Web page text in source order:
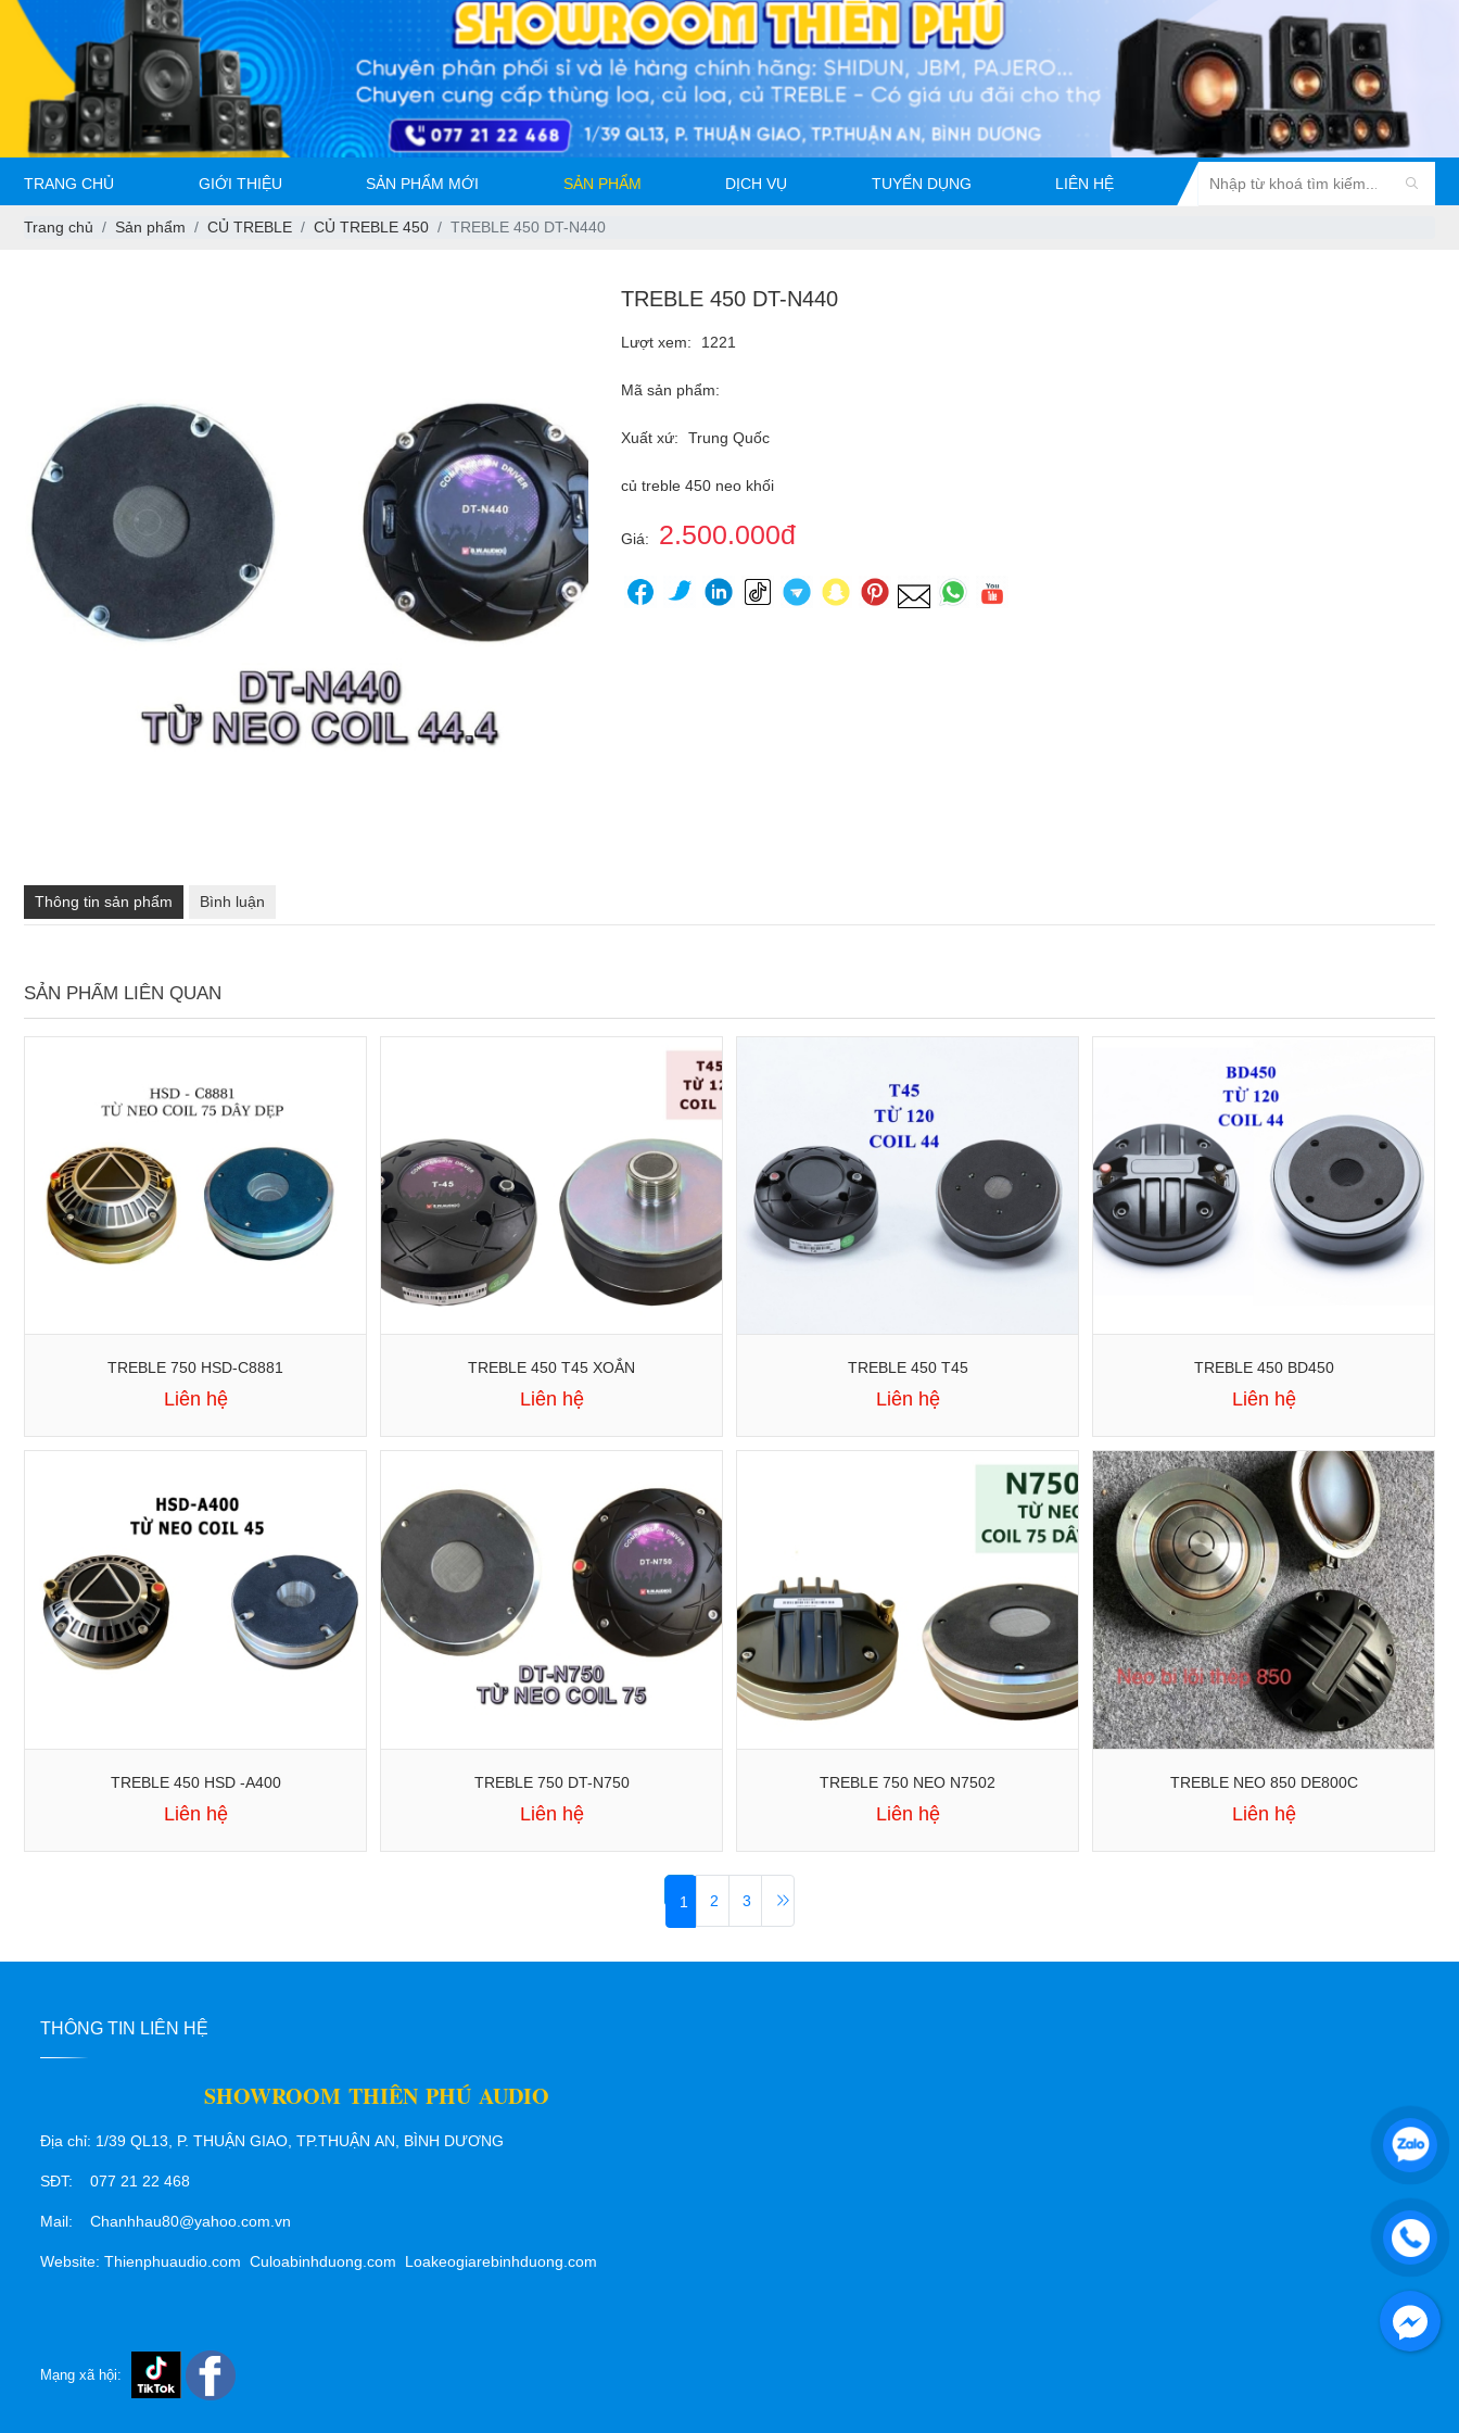
TRANG CHỦ GIỚI THIỆU SẢN PHẨM MỚI SẢN PHẨM DỊCH VỤ TUYỂN DỤNG LIÊN HỆ
Trang chủ Sản phẩm CỦ TREBLE CỦ TREBLE 450 TREBLE 450 DT-N440
TREBLE 450 DT-N440
Lượt xem: 1221
Mã sản phẩm:
Xuất xứ: Trung Quốc
củ treble 450 neo khối
Giá: 2.500.000đ
Thông tin sản phẩm Bình luận
SẢN PHẨM LIÊN QUAN
TREBLE 750 HSD-C8881
Liên hệ
TREBLE 450 T45 XOẮN
Liên hệ
TREBLE 450 T45
Liên hệ
TREBLE 450 BD450
Liên hệ
TREBLE 450 HSD -A400
Liên hệ
TREBLE 750 DT-N750
Liên hệ
TREBLE 750 NEO N7502
Liên hệ
TREBLE NEO 850 DE800C
Liên hệ
1 2 3
THÔNG TIN LIÊN HỆ
SHOWROOM THIÊN PHÚ AUDIO
Địa chỉ: 1/39 QL13, P. THUẬN GIAO, TP.THUẬN AN, BÌNH DƯƠNG
SĐT: 077 21 22 468
Mail: Chanhhau80@yahoo.com.vn
Website: Thienphuaudio.com Culoabinhduong.com Loakeogiarebinhduong.com
Mạng xã hội: